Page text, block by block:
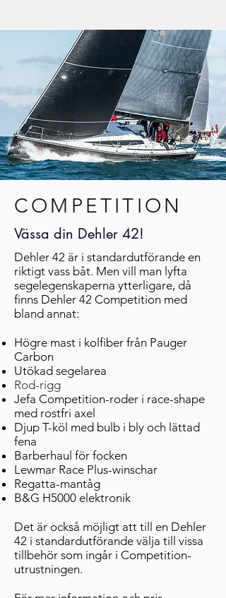
COMPETITION
Vässa din Dehler 42!
Dehler 42 är i standardutförande en
riktigt vass båt. Men vill man lyfta
segelegenskaperna ytterligare, då
finns Dehler 42 Competition med
bland annat:
Högre mast i kolfiber från Pauger
Carbon
Utökad segelarea
Rod-rigg
Jefa Competition-roder i race-shape
med rostfri axel
Djup T-köl med bulb i bly och lättad
fena
Barberhaul för focken
Lewmar Race Plus-winschar
Regatta-mantåg
B&G H5000 elektronik
Det är också möjligt att till en Dehler
42 i standardutförande välja till vissa
tillbehör som ingår i Competition-
utrustningen.